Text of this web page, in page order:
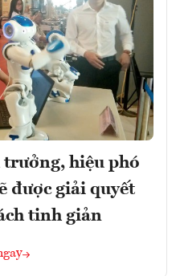
trưởng, hiệu phó
được giải quyết
tinh giản